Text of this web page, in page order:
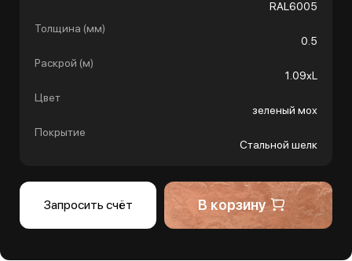
RAL6005
Толщина (мм)
0.5
Раскрой (м)
1.09хL
Цвет
зеленый мох
Покрытие
Стальной шелк
Запросить счёт В корзину